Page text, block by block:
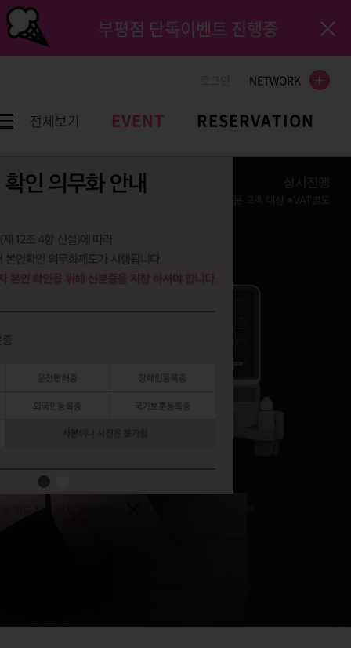
부평점 단독이벤트 진행중
NETWORK
전체보기 EVENT RESERVATION